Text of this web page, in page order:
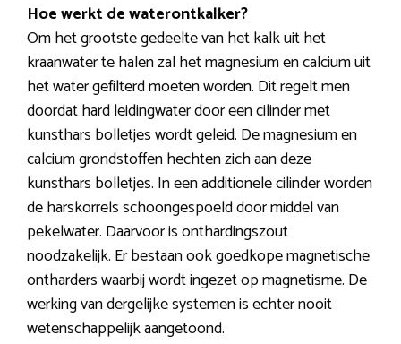
Hoe werkt de waterontkalker?
Om het grootste gedeelte van het kalk uit het
kraanwater te halen zal het magnesium en calcium uit
het water gefilterd moeten worden. Dit regelt men
doordat hard leidingwater door een cilinder met
kunsthars bolletjes wordt geleid. De magnesium en
calcium grondstoffen hechten zich aan deze
kunsthars bolletjes. In een additionele cilinder worden
de harskorrels schoongespoeld door middel van
pekelwater. Daarvoor is onthardingszout
noodzakelijk. Er bestaan ook goedkope magnetische
ontharders waarbij wordt ingezet op magnetisme. De
werking van dergelijke systemen is echter nooit
wetenschappelijk aangetoond.